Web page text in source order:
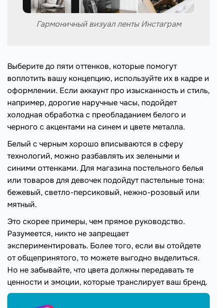
Гармоничный визуал ленты Инстаграм
Выберите до пяти оттенков, которые помогут
воплотить вашу концепцию, используйте их в кадре и
оформлении. Если аккаунт про изысканность и стиль,
например, дорогие наручные часы, подойдет
холодная обработка с преобладанием белого и
черного с акцентами на синем и цвете металла.
Белый с черным хорошо вписываются в сферу
технологий, можно разбавлять их зелеными и
синими оттенками. Для магазина постельного белья
или товаров для девочек подойдут пастельные тона:
бежевый, светло-персиковый, нежно-розовый или
мятный.
Это скорее примеры, чем прямое руководство.
Разумеется, никто не запрещает
экспериментировать. Более того, если вы отойдете
от общепринятого, то можете выгодно выделиться.
Но не забывайте, что цвета должны передавать те
ценности и эмоции, которые транслирует ваш бренд.